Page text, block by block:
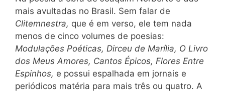
mais avultadas no Brasil. Sem falar de
Clitemnestra, que é em verso, ele tem nada
menos de cinco volumes de poesias:
Modulações Poéticas, Dirceu de Marília, O Livro
dos Meus Amores, Cantos Épicos, Flores Entre
Espinhos, e possui espalhada em jornais e
periódicos matéria para mais três ou quatro. A